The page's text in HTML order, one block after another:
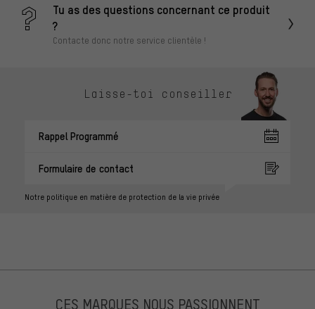
Tu as des questions concernant ce produit
?
Contacte donc notre service clientèle !
Laisse-toi conseiller
Rappel Programmé
Formulaire de contact
Notre politique en matière de protection de la vie privée
CES MARQUES NOUS PASSIONNENT